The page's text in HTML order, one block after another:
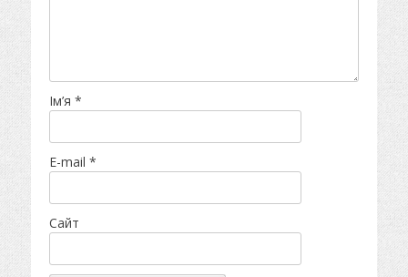
Ім’я *
E-mail *
Сайт